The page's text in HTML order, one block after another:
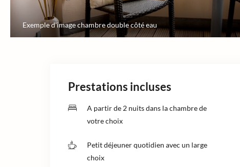
Exemple d'image chambre double côté eau
Prestations incluses
A partir de 2 nuits dans la chambre de
votre choix
Petit déjeuner quotidien avec un large
choix